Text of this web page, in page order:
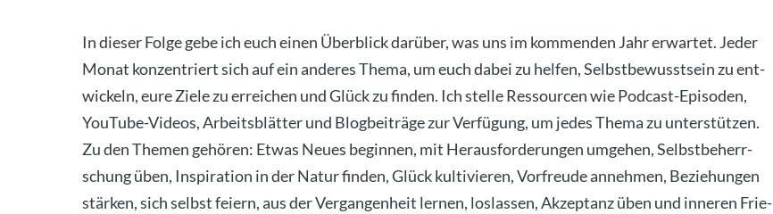
In die­ser Fol­ge gebe ich euch einen Über­blick dar­über, was uns im kom­men­den Jahr erwar­tet. Jeder
Monat kon­zen­triert sich auf ein ande­res The­ma, um euch dabei zu hel­fen, Selbst­be­wusst­sein zu ent­
wi­ckeln, eure Zie­le zu errei­chen und Glück zu fin­den. Ich stel­le Res­sour­cen wie Pod­cast-Epi­so­den,
You­Tube-Vide­os, Arbeits­blät­ter und Blog­bei­trä­ge zur Ver­fü­gung, um jedes The­ma zu unter­stüt­zen.
Zu den The­men gehö­ren: Etwas Neu­es begin­nen, mit Her­aus­for­de­run­gen umge­hen, Selbst­be­herr­
schung üben, Inspi­ra­ti­on in der Natur fin­den, Glück kul­ti­vie­ren, Vor­freu­de anneh­men, Bezie­hun­gen
stär­ken, sich selbst fei­ern, aus der Ver­gan­gen­heit ler­nen, los­las­sen, Akzep­tanz üben und inne­ren Frie­